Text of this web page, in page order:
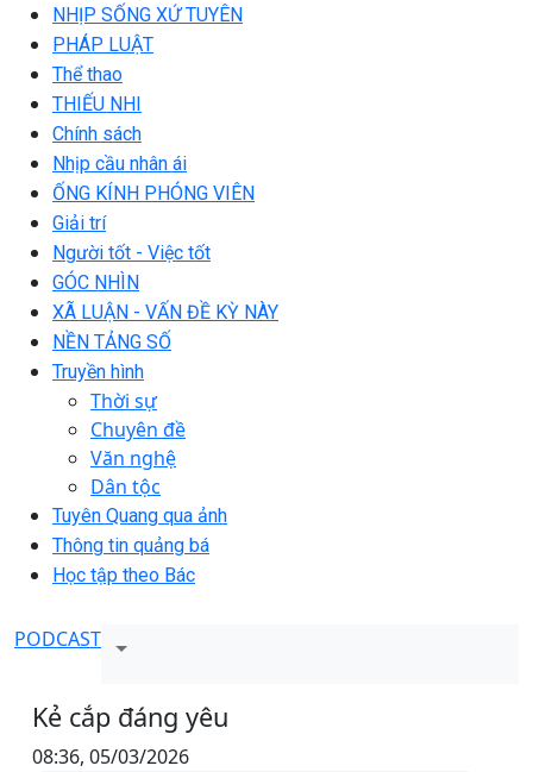
NHỊP SỐNG XỨ TUYÊN
PHÁP LUẬT
Thể thao
THIẾU NHI
Chính sách
Nhịp cầu nhân ái
ỐNG KÍNH PHÓNG VIÊN
Giải trí
Người tốt - Việc tốt
GÓC NHÌN
XÃ LUẬN - VẤN ĐỀ KỲ NÀY
NỀN TẢNG SỐ
Truyền hình
Thời sự
Chuyên đề
Văn nghệ
Dân tộc
Tuyên Quang qua ảnh
Thông tin quảng bá
Học tập theo Bác
PODCAST
Kẻ cắp đáng yêu
08:36, 05/03/2026